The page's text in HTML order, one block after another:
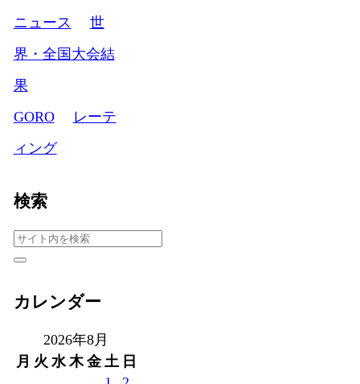
ニュース
世
界・全国大会結
果
GORO
レーテ
ィング
検索
カレンダー
2026年8月
月 火 水 木 金 土 日